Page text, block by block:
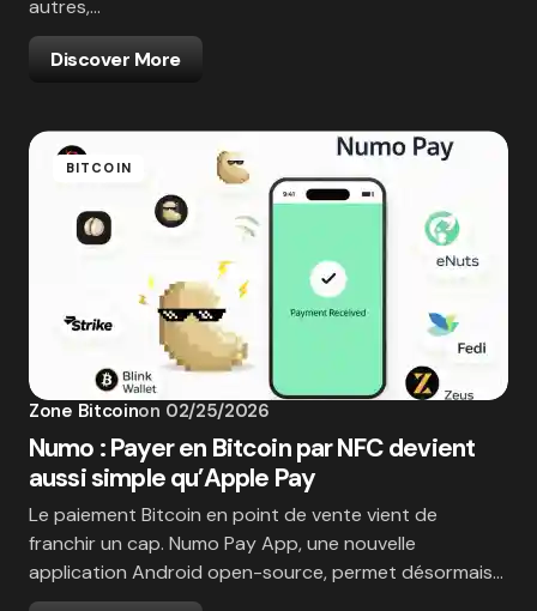
autres,…
Discover More
BITCOIN
Zone Bitcoinon 02/25/2026
Numo : Payer en Bitcoin par NFC devient
aussi simple qu’Apple Pay
Le paiement Bitcoin en point de vente vient de
franchir un cap. Numo Pay App, une nouvelle
application Android open-source, permet désormais…